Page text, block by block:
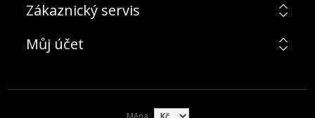
Zákaznický servis
Můj účet